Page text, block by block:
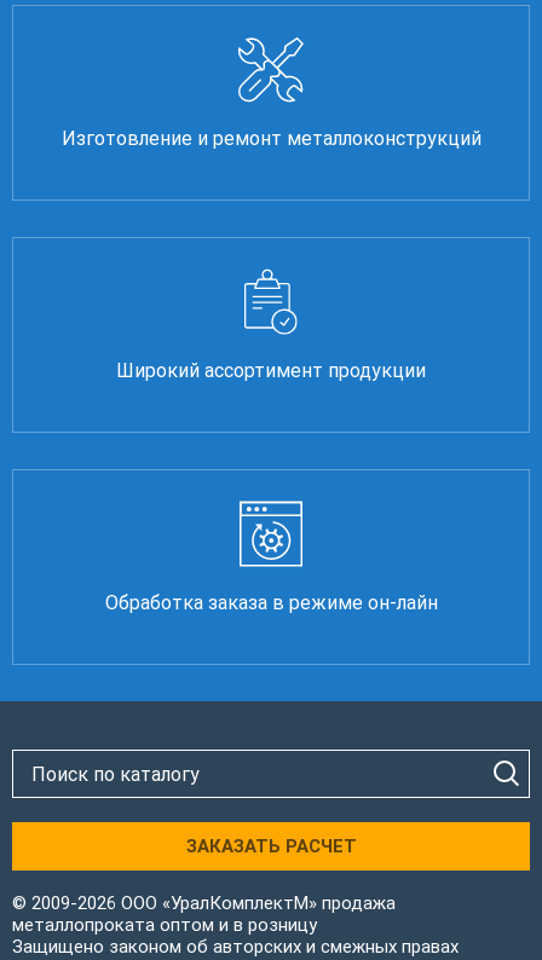
Изготовление и ремонт металлоконструкций
Широкий ассортимент продукции
Обработка заказа в режиме он-лайн
ЗАКАЗАТЬ РАСЧЕТ
© 2009-2026 ООО «УралКомплектМ» продажа
металлопроката оптом и в розницу
Защищено законом об авторских и смежных правах